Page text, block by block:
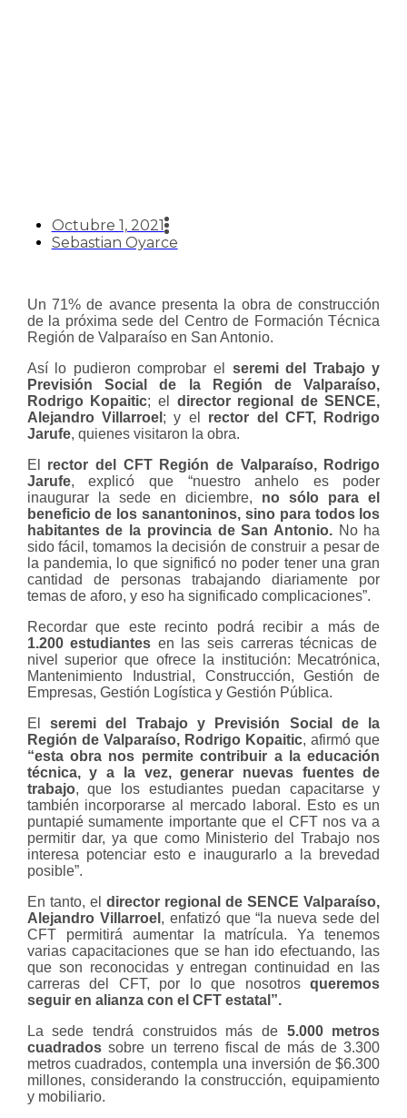
Octubre 1, 2021
Sebastian Oyarce
Un 71% de avance presenta la obra de construcción
de la próxima sede del Centro de Formación Técnica
Región de Valparaíso en San Antonio.
Así lo pudieron comprobar el seremi del Trabajo y
Previsión Social de la Región de Valparaíso,
Rodrigo Kopaitic; el director regional de SENCE,
Alejandro Villarroel ; y el rector del CFT, Rodrigo
Jarufe, quienes visitaron la obra.
El rector del CFT Región de Valparaíso, Rodrigo
Jarufe, explicó que “nuestro anhelo es poder
inaugurar la sede en diciembre, no sólo para el
beneficio de los sanantoninos, sino para todos los
habitantes de la provincia de San Antonio.No ha
sido fácil, tomamos la decisión de construir a pesar de
la pandemia, lo que significó no poder tener una gran
cantidad de personas trabajando diariamente por
temas de aforo, y eso ha significado complicaciones”.
Recordar que este recinto podrá recibir a más de
1.200 estudiantes en las seis carreras técnicas de
nivel superior que ofrece la institución: Mecatrónica,
Mantenimiento Industrial, Construcción, Gestión de
Empresas, Gestión Logística y Gestión Pública.
El seremi del Trabajo y Previsión Social de la
Región de Valparaíso, Rodrigo Kopaitic, afirmó que
“esta obra nos permite contribuir a la educación
técnica, y a la vez, generar nuevas fuentes de
trabajo, que los estudiantes puedan capacitarse y
también incorporarse al mercado laboral. Esto es un
puntapié sumamente importante que el CFT nos va a
permitir dar, ya que como Ministerio del Trabajo nos
interesa potenciar esto e inaugurarlo a la brevedad
posible”.
En tanto, el director regional de SENCE Valparaíso,
Alejandro Villarroel , enfatizó que “la nueva sede del
CFT permitirá aumentar la matrícula. Ya tenemos
varias capacitaciones que se han ido efectuando, las
que son reconocidas y entregan continuidad en las
carreras del CFT, por lo que nosotrosqueremos
seguir en alianza con el CFT estatal”.
La sede tendrá construidos más de 5.000 metros
cuadradossobre un terreno fiscal de más de 3.300
metros cuadrados, contempla una inversión de $6.300
millones, considerando la construcción, equipamiento
y mobiliario.